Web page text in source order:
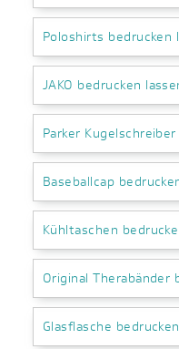
Poloshirts bedrucken
JAKO bedrucken
Parker
Baseballcap
Kühltaschen
Original Therabänder
Glasflasche